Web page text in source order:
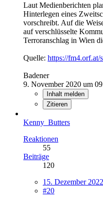
Laut Medienberichten
Hinterlegen eines
vorschreibt. Auf die
auf verschlüsselte
Terroranschlag in Wien
Quelle: https://fm4.orf.at/
Badener
9. November 2020 um
Inhalt melden
Zitieren
Kenny_Butters
Reaktionen
55
Beiträge
120
15. Dezember
#20